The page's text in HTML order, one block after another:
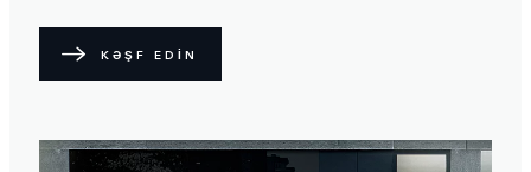
KƏŞF EDİN